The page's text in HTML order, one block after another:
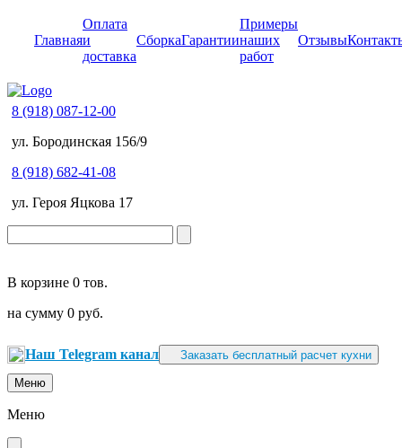
Главная
Оплата
и
доставка
СборкаГарантии
Примеры
наших
работ
Отзывы
8 (918) 087-12-00
ул. Бородинская 156/9
8 (918) 682-41-08
ул. Героя Яцкова 17
В корзине 0 тов.
на сумму 0 руб.
Наш Telegram канал Заказать бесплатный расчет кухни
Меню
Меню